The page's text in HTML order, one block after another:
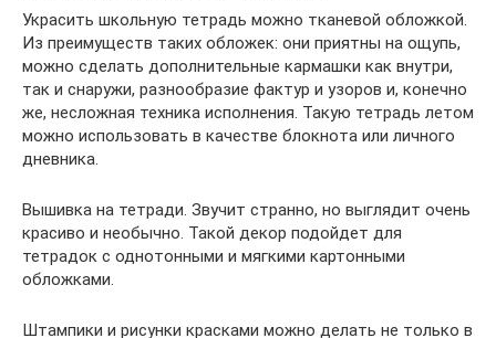
Украсить школьную тетрадь можно тканевой обложкой.
Из преимуществ таких обложек: они приятны на ощупь,
можно сделать дополнительные кармашки как внутри,
так и снаружи, разнообразие фактур и узоров и, конечно
же, несложная техника исполнения. Такую тетрадь летом
можно использовать в качестве блокнота или личного
дневника.
Вышивка на тетради. Звучит странно, но выглядит очень
красиво и необычно. Такой декор подойдет для
тетрадок с однотонными и мягкими картонными
обложками.
Штампики и рисунки красками можно делать не только в